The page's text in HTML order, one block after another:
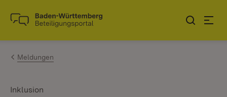
Zum Inhalt springen
Link zur Startseite
Meldungen
Inklusion